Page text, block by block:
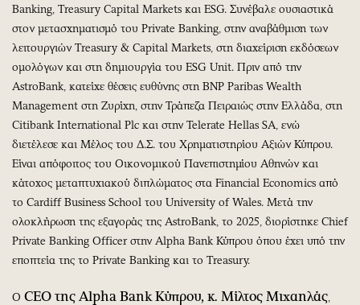
Banking, Treasury Capital Markets και ESG. Συνέβαλε ουσιαστικά
στον μετασχηματισμό του Private Banking, στην αναβάθμιση των
λειτουργιών Treasury & Capital Markets, στη διαχείριση εκδόσεων
ομολόγων και στη δημιουργία του ESG Unit. Πριν από την
AstroBank, κατείχε θέσεις ευθύνης στη BNP Paribas Wealth
Management στη Ζυρίχη, στην Τράπεζα Πειραιώς στην Ελλάδα, στη
Citibank International Plc και στην Telerate Hellas SA, ενώ
διετέλεσε και Μέλος του Δ.Σ. του Χρηματιστηρίου Αξιών Κύπρου.
Είναι απόφοιτος του Οικονομικού Πανεπιστημίου Αθηνών και
κάτοχος μεταπτυχιακού διπλώματος στα Financial Economics από
το Cardiff Business School του University of Wales. Μετά την
ολοκλήρωση της εξαγοράς της AstroBank, το 2025, διορίστηκε Chief
Private Banking Officer στην Alpha Bank Κύπρου όπου έχει υπό την
εποπτεία της το Private Banking και το Treasury.
Ο CEO της Alpha Bank Κύπρου, κ. Μίλτος Μιχαηλάς,